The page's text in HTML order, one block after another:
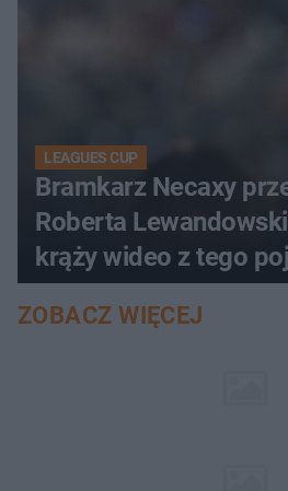
LEAGUES CUP
Bramkarz Necaxy
Roberta
krąży wideo z tego
ZOBACZ WIĘCEJ